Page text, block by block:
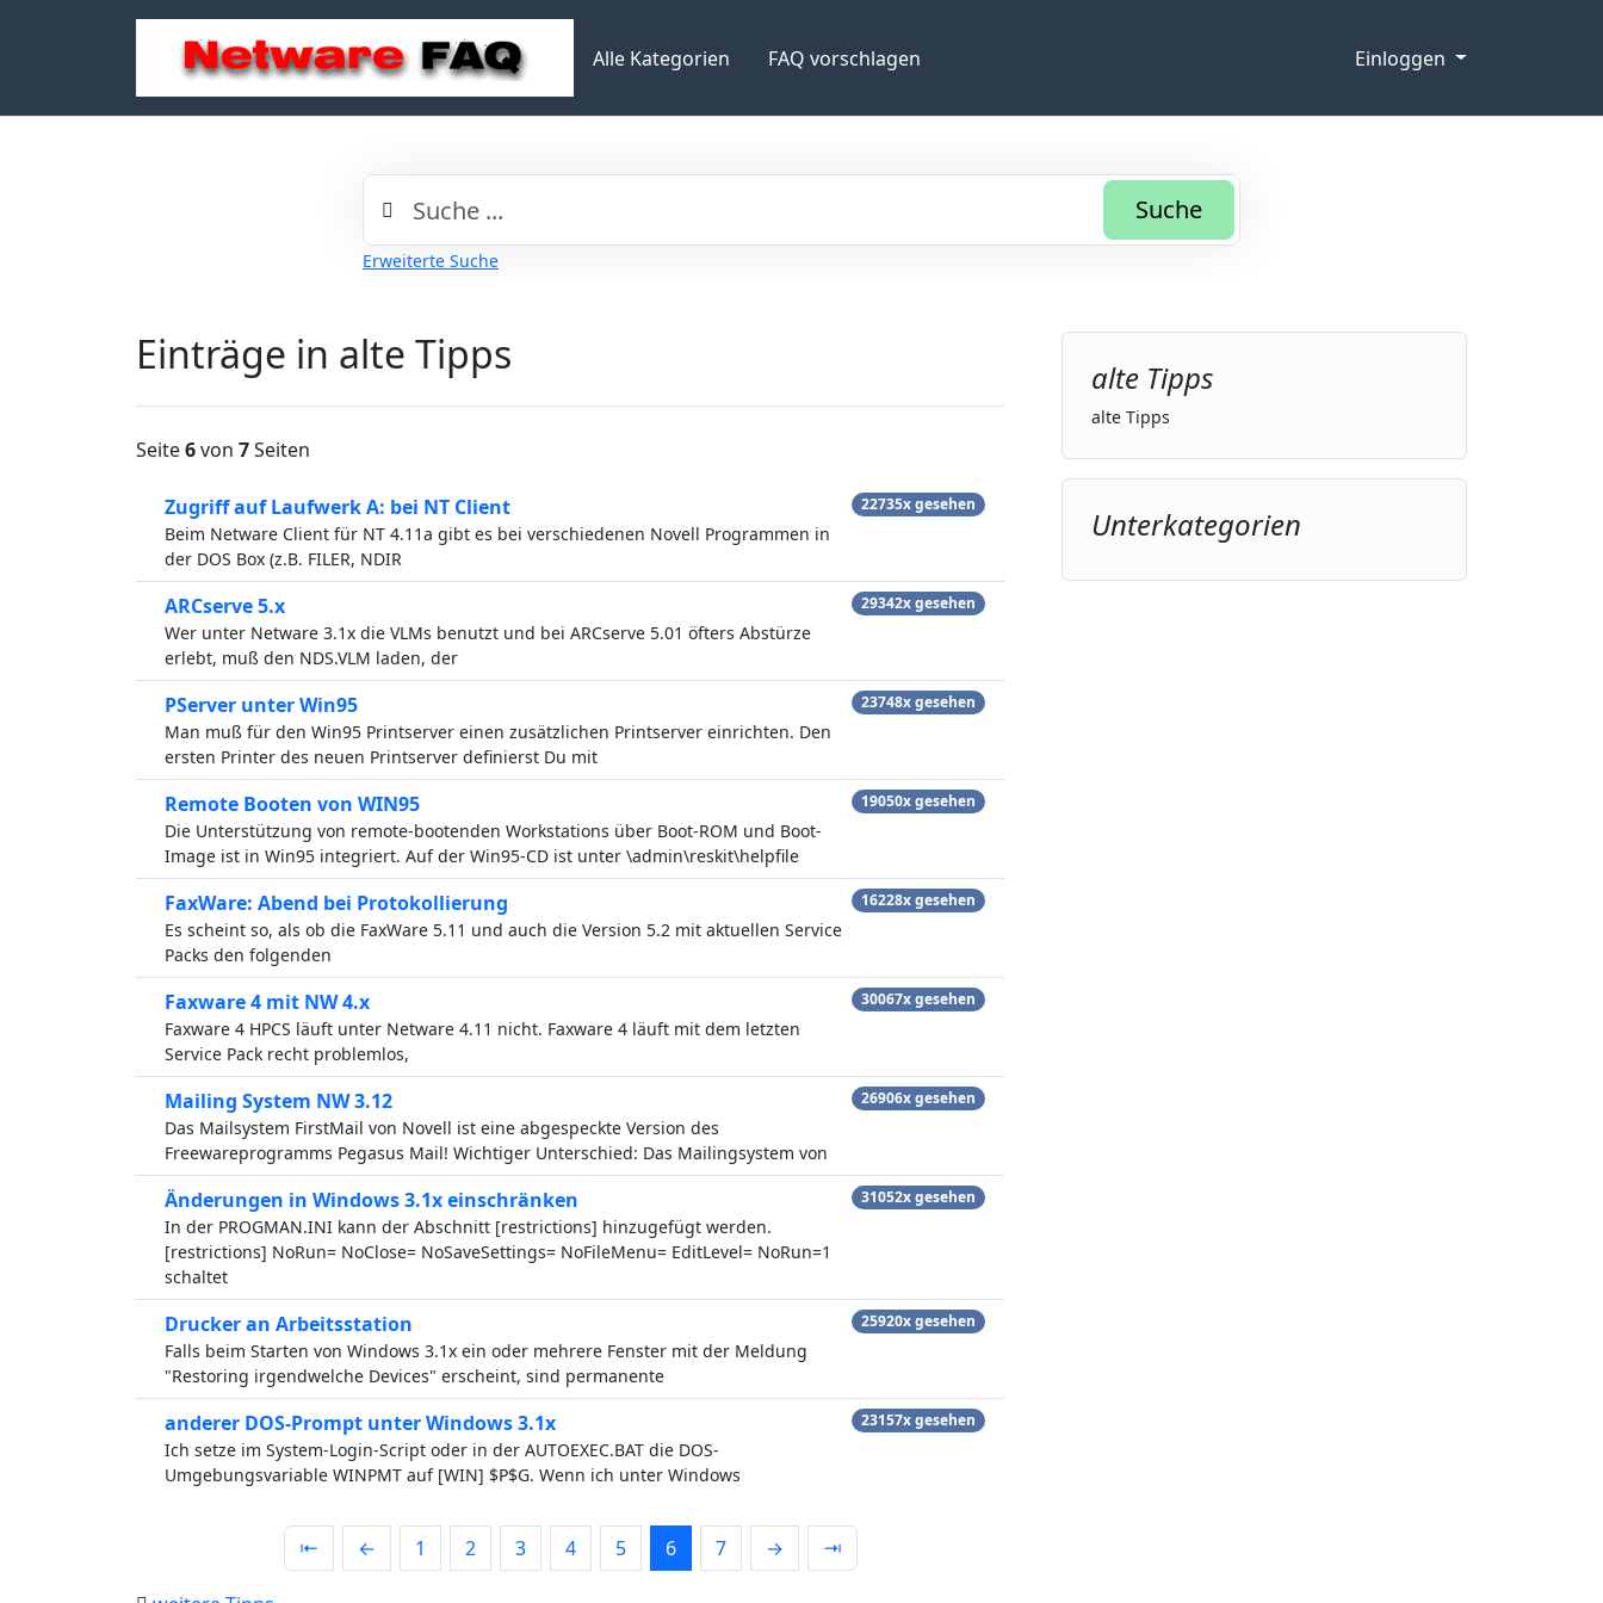
Alle Kategorien FAQ vorschlagen Einloggen
Suche
Erweiterte Suche
Einträge in alte Tipps
Seite6von 7Seiten
Zugriff auf Laufwerk A: bei NT Client
Beim Netware Client für NT 4.11a gibt es bei verschiedenen Novell Programmen in
der DOS Box (z.B. FILER, NDIR
22735x gesehen
ARCserve 5.x
Wer unter Netware 3.1x die VLMs benutzt und bei ARCserve 5.01 öfters Abstürze
erlebt, muß den NDS.VLM laden, der
29342x gesehen
PServer unter Win95
Man muß für den Win95 Printserver einen zusätzlichen Printserver einrichten. Den
ersten Printer des neuen Printserver definierst Du mit
23748x gesehen
Remote Booten von WIN95
Die Unterstützung von remote-bootenden Workstations über Boot-ROM und Boot-
Image ist in Win95 integriert. Auf der Win95-CD ist unter \admin\reskit\helpfile
19050x gesehen
FaxWare: Abend bei Protokollierung
Es scheint so, als ob die FaxWare 5.11 und auch die Version 5.2 mit aktuellen Service
Packs den folgenden
16228x gesehen
Faxware 4 mit NW 4.x
Faxware 4 HPCS läuft unter Netware 4.11 nicht. Faxware 4 läuft mit dem letzten
Service Pack recht problemlos,
30067x gesehen
Mailing System NW 3.12
Das Mailsystem FirstMail von Novell ist eine abgespeckte Version des
Freewareprogramms Pegasus Mail! Wichtiger Unterschied: Das Mailingsystem von
26906x gesehen
Änderungen in Windows 3.1x einschränken
In der PROGMAN.INI kann der Abschnitt [restrictions] hinzugefügt werden.
[restrictions] NoRun= NoClose= NoSaveSettings= NoFileMenu= EditLevel= NoRun=1
schaltet
31052x gesehen
Drucker an Arbeitsstation
Falls beim Starten von Windows 3.1x ein oder mehrere Fenster mit der Meldung
"Restoring irgendwelche Devices" erscheint, sind permanente
25920x gesehen
anderer DOS-Prompt unter Windows 3.1x
Ich setze im System-Login-Script oder in der AUTOEXEC.BAT die DOS-
Umgebungsvariable WINPMT auf [WIN] $P$G. Wenn ich unter Windows
23157x gesehen
⇤ ← 1 2 3 4 5 6 7 → ⇥
alte Tipps
alte Tipps
Unterkategorien